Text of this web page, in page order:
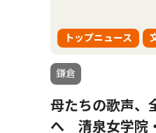
トップニュース
鎌倉
母たちの歌声、
へ 清泉女学院